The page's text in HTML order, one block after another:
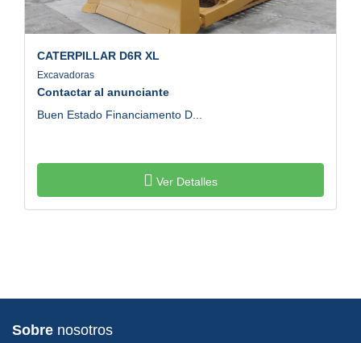
CATERPILLAR D6R XL
Excavadoras
Contactar al anunciante
Buen Estado Financiamento D...
Ver Detalles
Sobre nosotros